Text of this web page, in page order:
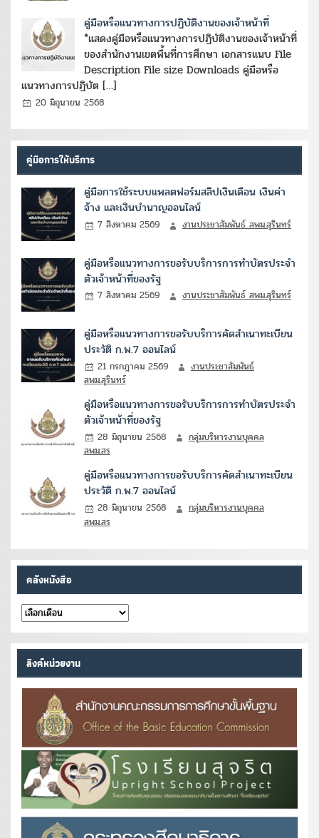
คู่มือหรือแนวทางการปฏิบัติงานของเจ้าหน้าที่
*แสดงคู่มือหรือแนวทางการปฏิบัติงานของเจ้าหน้าที่
ของสำนักงานเขตพื้นที่การศึกษา เอกสารแนบ File
Description File size Downloads คู่มือหรือ
แนวทางการปฏิบัต […]
20 มิถุนายน 2568
คู่มือการให้บริการ
คู่มือการใช้ระบบแพลตฟอร์มสลิปเงินเดือน เงินค่า
จ้าง และเงินบำนาญออนไลน์
7 สิงหาคม 2569 งานประชาสัมพันธ์ สพม.สุรินทร์
คู่มือหรือแนวทางการขอรับบริการการทำบัตรประจำ
ตัวเจ้าหน้าที่ของรัฐ
7 สิงหาคม 2569 งานประชาสัมพันธ์ สพม.สุรินทร์
คู่มือหรือแนวทางการขอรับบริการคัดสำเนาทะเบียน
ประวัติ ก.พ.7 ออนไลน์
21 กรกฎาคม 2569
งานประชาสัมพันธ์
สพม.สุรินทร์
คู่มือหรือแนวทางการขอรับบริการการทำบัตรประจำ
ตัวเจ้าหน้าที่ของรัฐ
28 มิถุนายน 2568
กลุ่มบริหารงานบุคคล
สพม.สร
คู่มือหรือแนวทางการขอรับบริการคัดสำเนาทะเบียน
ประวัติ ก.พ.7 ออนไลน์
28 มิถุนายน 2568
กลุ่มบริหารงานบุคคล
สพม.สร
คลังหนังสือ
คลัง
หนังสือ
ลิงค์หน่วยงาน